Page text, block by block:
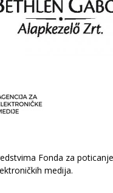
Fonda za
medija.